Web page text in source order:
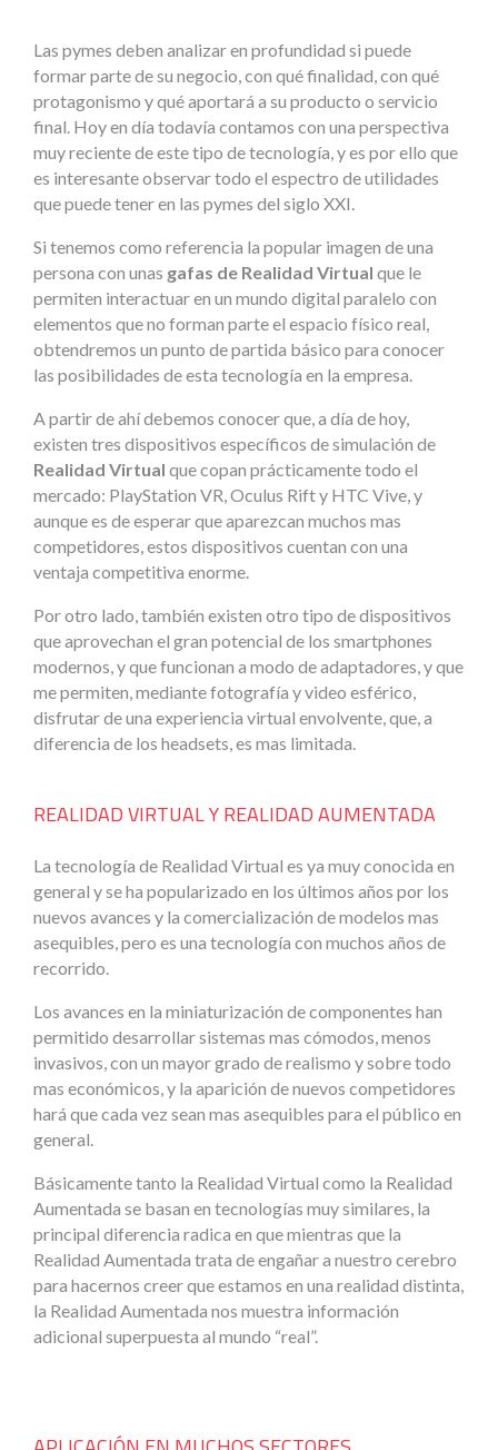
Las pymes deben analizar en profundidad si puede
formar parte de su negocio, con qué finalidad, con qué
protagonismo y qué aportará a su producto o servicio
final. Hoy en día todavía contamos con una perspectiva
muy reciente de este tipo de tecnología, y es por ello que
es interesante observar todo el espectro de utilidades
que puede tener en las pymes del siglo XXI.
Si tenemos como referencia la popular imagen de una
persona con unas gafas de Realidad Virtual que le
permiten interactuar en un mundo digital paralelo con
elementos que no forman parte el espacio físico real,
obtendremos un punto de partida básico para conocer
las posibilidades de esta tecnología en la empresa.
A partir de ahí debemos conocer que, a día de hoy,
existen tres dispositivos específicos de simulación de
Realidad Virtual que copan prácticamente todo el
mercado: PlayStation VR, Oculus Rift y HTC Vive, y
aunque es de esperar que aparezcan muchos mas
competidores, estos dispositivos cuentan con una
ventaja competitiva enorme.
Por otro lado, también existen otro tipo de dispositivos
que aprovechan el gran potencial de los smartphones
modernos, y que funcionan a modo de adaptadores, y que
me permiten, mediante fotografía y video esférico,
disfrutar de una experiencia virtual envolvente, que, a
diferencia de los headsets, es mas limitada.
REALIDAD VIRTUAL Y REALIDAD AUMENTADA
La tecnología de Realidad Virtual es ya muy conocida en
general y se ha popularizado en los últimos años por los
nuevos avances y la comercialización de modelos mas
asequibles, pero es una tecnología con muchos años de
recorrido.
Los avances en la miniaturización de componentes han
permitido desarrollar sistemas mas cómodos, menos
invasivos, con un mayor grado de realismo y sobre todo
mas económicos, y la aparición de nuevos competidores
hará que cada vez sean mas asequibles para el público en
general.
Básicamente tanto la Realidad Virtual como la Realidad
Aumentada se basan en tecnologías muy similares, la
principal diferencia radica en que mientras que la
Realidad Aumentada trata de engañar a nuestro cerebro
para hacernos creer que estamos en una realidad distinta,
la Realidad Aumentada nos muestra información
adicional superpuesta al mundo “real”.